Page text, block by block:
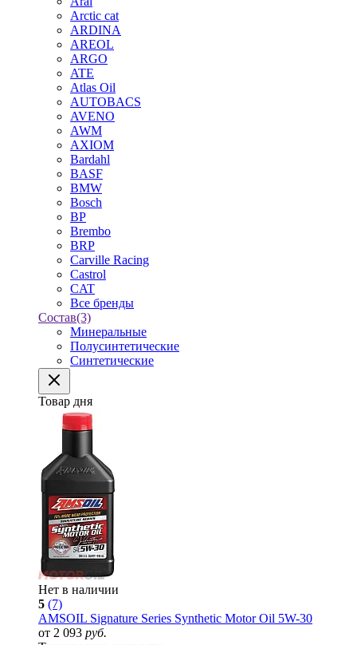
Arctic cat
ARDINA
AREOL
ARGO
ATE
Atlas Oil
AUTOBACS
AVENO
AWM
AXIOM
Bardahl
BASF
BMW
Bosch
BP
Brembo
BRP
Carville Racing
Castrol
CAT
Все бренды
Состав(3)
Минеральные
Полусинтетические
Синтетические
Товар дня
Нет в наличии
5 (7)
AMSOIL Signature Series Synthetic Motor Oil 5W-30
от 2 093 руб.